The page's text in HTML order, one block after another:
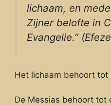
lichaam, en
Zijner belofte in
Evangelie.”
Het lichaam behoort tot
De Messias behoort tot